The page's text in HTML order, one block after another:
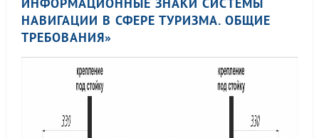
НАВИГАЦИИ В СФЕРЕ ТУРИЗМА. ОБЩИЕ
ТРЕБОВАНИЯ»